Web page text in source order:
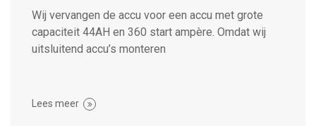
Wij vervangen de accu voor een accu met grote
capaciteit 44AH en 360 start ampère. Omdat wij
uitsluitend accu’s monteren
Lees meer